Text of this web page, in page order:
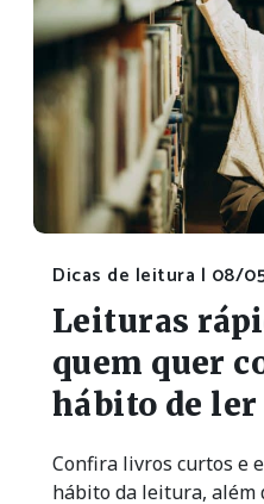
Dicas de leitura | 08/
Leituras
quem quer
hábito de ler
Confira livros curtos e
hábito da leitura, além